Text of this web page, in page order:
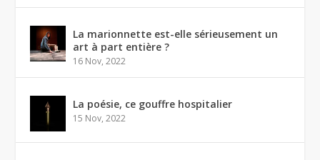
La marionnette est-elle sérieusement un
art à part entière ?
16 Nov, 2022
La poésie, ce gouffre hospitalier
15 Nov, 2022